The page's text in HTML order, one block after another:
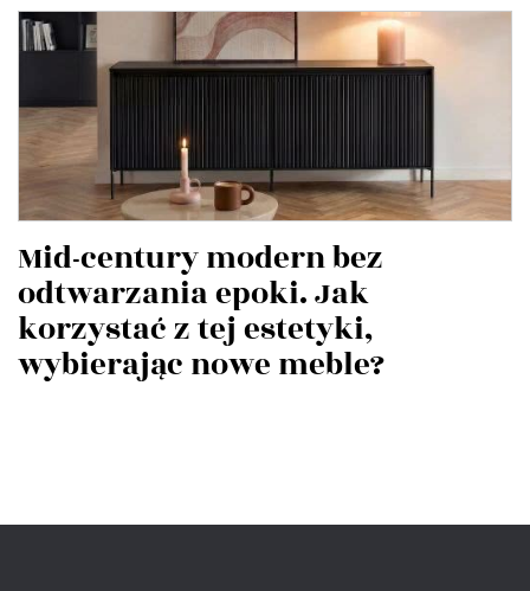
Mid-century modern bez
odtwarzania epoki. Jak
korzystać z tej estetyki,
wybierając nowe meble?